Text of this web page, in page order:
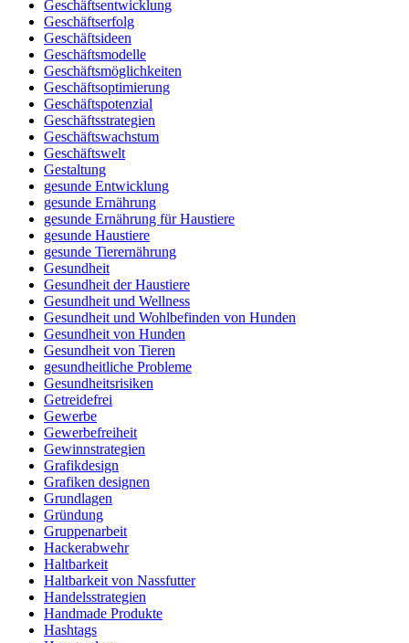
Geschäftsentwicklung
Geschäftserfolg
Geschäftsideen
Geschäftsmodelle
Geschäftsmöglichkeiten
Geschäftsoptimierung
Geschäftspotenzial
Geschäftsstrategien
Geschäftswachstum
Geschäftswelt
Gestaltung
gesunde Entwicklung
gesunde Ernährung
gesunde Ernährung für Haustiere
gesunde Haustiere
gesunde Tierernährung
Gesundheit
Gesundheit der Haustiere
Gesundheit und Wellness
Gesundheit und Wohlbefinden von Hunden
Gesundheit von Hunden
Gesundheit von Tieren
gesundheitliche Probleme
Gesundheitsrisiken
Getreidefrei
Gewerbe
Gewerbefreiheit
Gewinnstrategien
Grafikdesign
Grafiken designen
Grundlagen
Gründung
Gruppenarbeit
Hackerabwehr
Haltbarkeit
Haltbarkeit von Nassfutter
Handelsstrategien
Handmade Produkte
Hashtags